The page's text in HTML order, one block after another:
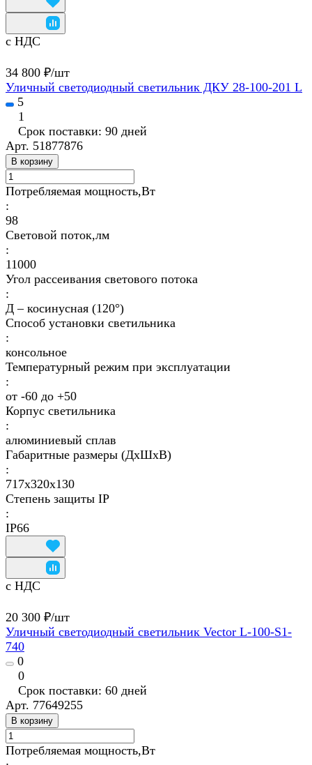
с НДС
34 800 ₽/шт
Уличный светодиодный светильник ДКУ 28-100-201 L
5
1
Срок поставки: 90 дней
Арт. 51877876
В корзину
Потребляемая мощность,Вт
:
98
Световой поток,лм
:
11000
Угол рассеивания светового потока
:
Д – косинусная (120°)
Способ установки светильника
:
консольное
Температурный режим при эксплуатации
:
от -60 до +50
Корпус светильника
:
алюминиевый сплав
Габаритные размеры (ДхШхВ)
:
717х320х130
Степень защиты IP
:
IP66
с НДС
20 300 ₽/шт
Уличный светодиодный светильник Vector L-100-S1-
740
0
0
Срок поставки: 60 дней
Арт. 77649255
В корзину
Потребляемая мощность,Вт